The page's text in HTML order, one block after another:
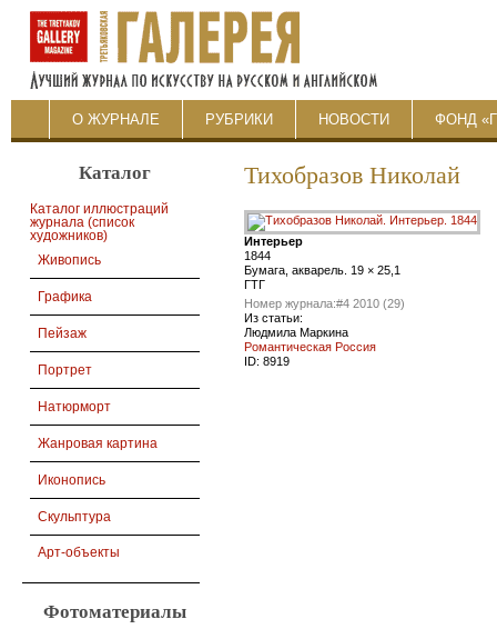
О ЖУРНАЛЕ РУБРИКИ НОВОСТИ ФОНД
Каталог
Каталог иллюстраций
журнала (список
художников)
Живопись
Графика
Пейзаж
Портрет
Натюрморт
Жанровая картина
Иконопись
Скульптура
Арт-объекты
Фотоматериалы
Тихобразов Николай
Интерьер
1844
Бумага, акварель. 19 × 25,1
ГТГ
Номер журнала:#4 2010 (29)
Из статьи:
Людмила Маркина
Романтическая Россия
ID: 8919